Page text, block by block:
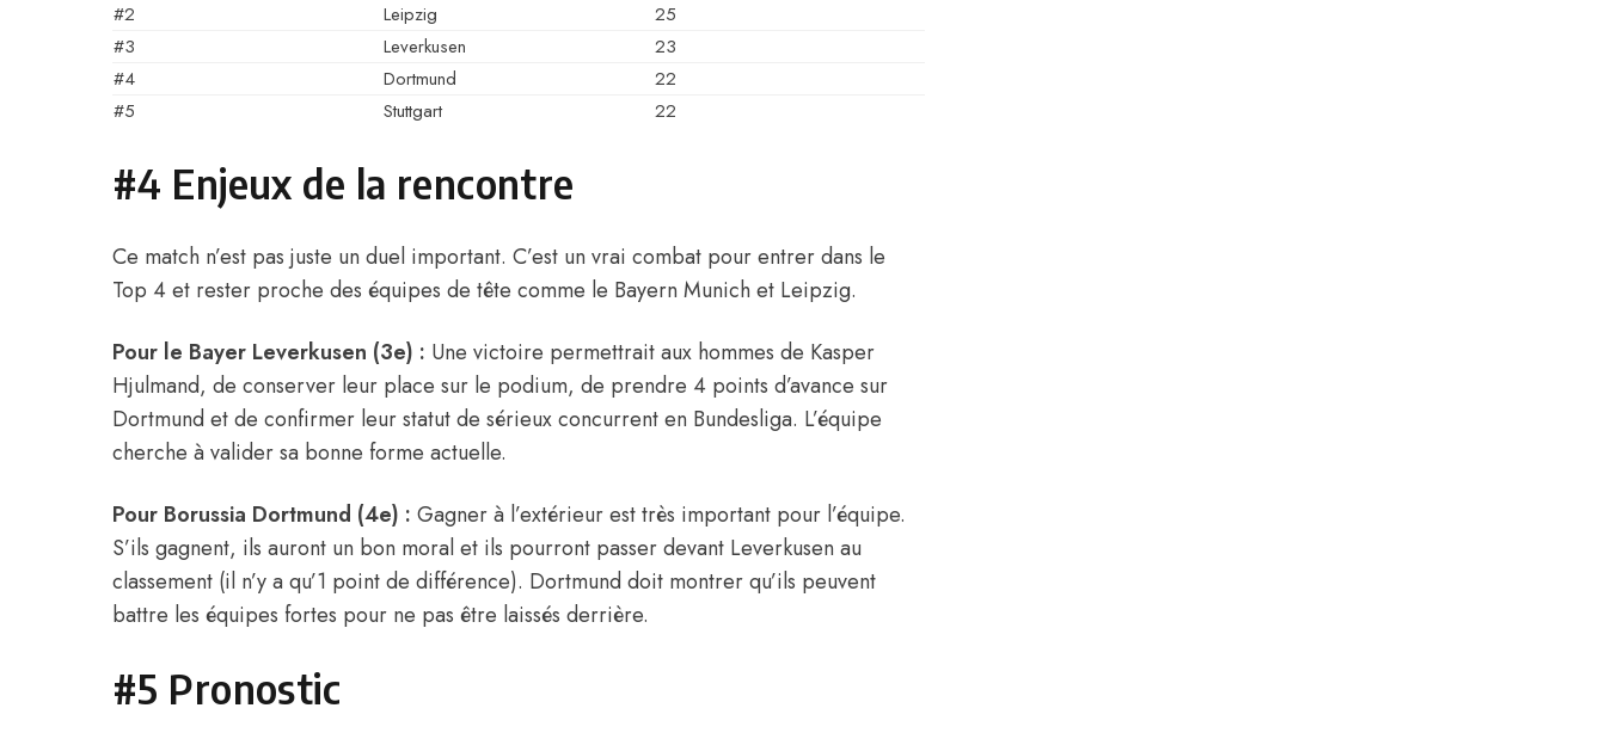
#2
Leipzig
25
#3
Leverkusen
23
#4
Dortmund
22
#5
Stuttgart 22
#4 Enjeux de la rencontre
Ce match n’est pas juste un duel important. C’est un vrai combat pour entrer dans le
Top 4 et rester proche des équipes de tête comme le Bayern Munich et Leipzig.
Pour le Bayer Leverkusen (3e) : Une victoire permettrait aux hommes de Kasper
Hjulmand, de conserver leur place sur le podium, de prendre 4 points d’avance sur
Dortmund et de confirmer leur statut de sérieux concurrent en Bundesliga. L’équipe
cherche à valider sa bonne forme actuelle.
Pour Borussia Dortmund (4e) : Gagner à l’extérieur est très important pour l’équipe.
S’ils gagnent, ils auront un bon moral et ils pourront passer devant Leverkusen au
classement (il n’y a qu’1 point de différence). Dortmund doit montrer qu’ils peuvent
battre les équipes fortes pour ne pas être laissés derrière.
#5 Pronostic